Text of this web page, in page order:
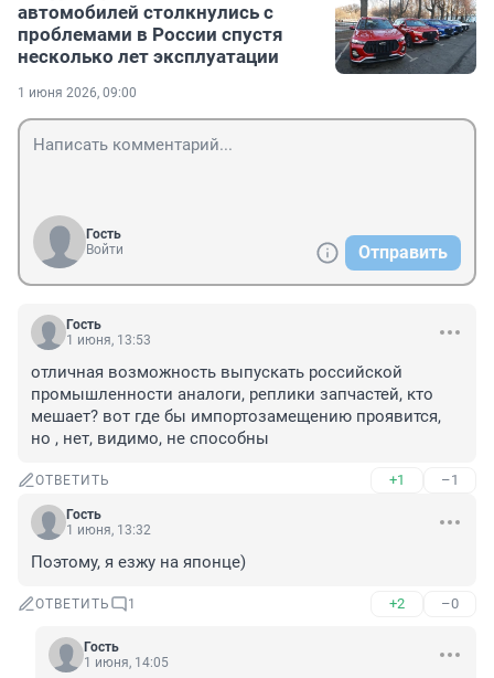
автомобилей столкнулись с
проблемами в России спустя
несколько лет эксплуатации
1 июня 2026, 09:00
Гость
Войти
Отправить
Гость
1 июня, 13:53
отличная возможность выпускать российской
промышленности аналоги, реплики запчастей, кто
мешает? вот где бы импортозамещению проявится,
но , нет, видимо, не способны
ОТВЕТИТЬ +1 –1
Гость
1 июня, 13:32
Поэтому, я езжу на японце)
ОТВЕТИТЬ 1 +2 –0
Гость
1 июня, 14:05